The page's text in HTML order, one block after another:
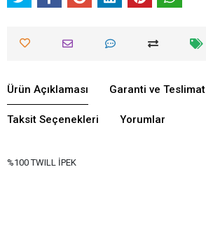
Ürün Açıklaması Garanti ve Teslimat
Taksit Seçenekleri Yorumlar
%100 TWILL İPEK